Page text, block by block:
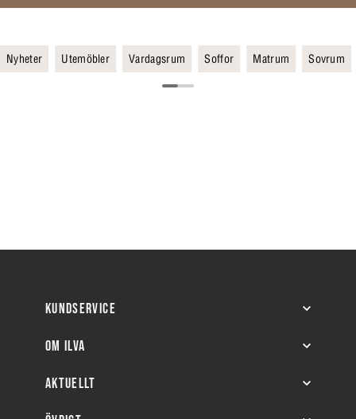
Nyheter Utemöbler Vardagsrum Soffor Matrum Sovrum
KUNDSERVICE
OM ILVA
AKTUELLT